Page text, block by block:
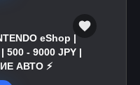
eShop |
- 9000 JPY |
АВТО ⚡